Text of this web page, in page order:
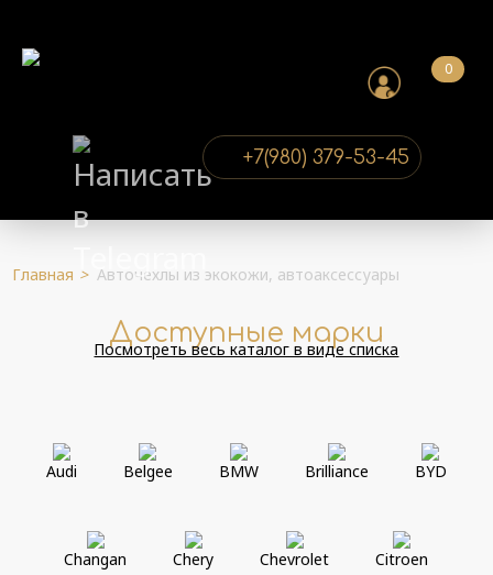
0
+7(980) 379-53-45
Главная > Авточехлы из экокожи, автоаксессуары
Доступные марки
Посмотреть весь каталог в виде списка
Audi Belgee BMW Brilliance BYD
Changan Chery Chevrolet Citroen